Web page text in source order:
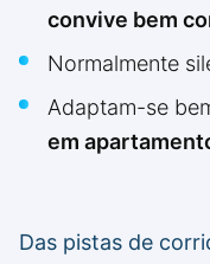
convive bem
Normalmente
Adaptam-se
em
Das pistas de